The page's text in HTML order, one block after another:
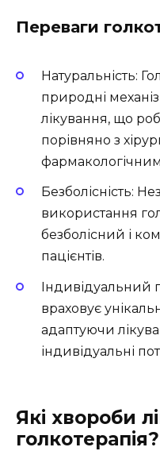
Переваги
Натуральність:
природні
лікування, що
порівняно з
Безболісність:
використання
безболісний і
пацієнтів.
Індивідуальний
враховує
адаптуючи
індивідуальні
Які хвороби
голкотерапія?